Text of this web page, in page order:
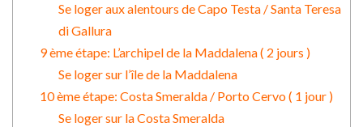
Se loger aux alentours de Capo Testa / Santa Teresa
di Gallura
9 ème étape: L’archipel de la Maddalena ( 2 jours )
Se loger sur l’île de la Maddalena
10 ème étape: Costa Smeralda / Porto Cervo ( 1 jour )
Se loger sur la Costa Smeralda